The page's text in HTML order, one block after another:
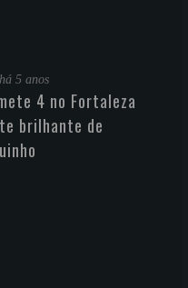
há 5 anos
4 no Fortaleza
brilhante de